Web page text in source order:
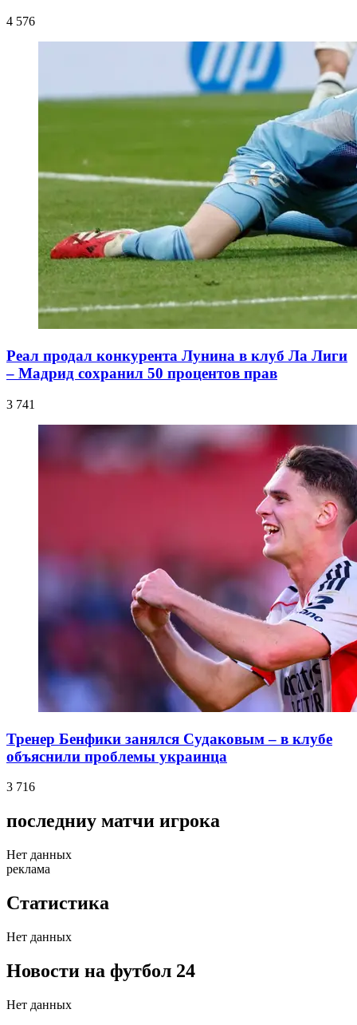
4 576
Реал продал конкурента Лунина в клуб Ла Лиги
– Мадрид сохранил 50 процентов прав
3 741
Тренер Бенфики занялся Судаковым – в клубе
объяснили проблемы украинца
3 716
последниу матчи игрока
Нет данных
реклама
Статистика
Нет данных
Новости на футбол 24
Нет данных